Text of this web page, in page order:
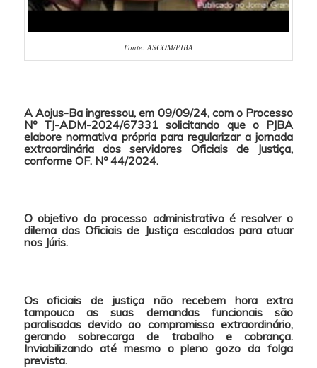
Fonte: ASCOM/PJBA
A Aojus-Ba ingressou, em 09/09/24, com o Processo
Nº TJ-ADM-2024/67331 solicitando que o PJBA
elabore normativa própria para regularizar a jornada
extraordinária dos servidores Oficiais de Justiça,
conforme OF. Nº 44/2024.
O objetivo do processo administrativo é resolver o
dilema dos Oficiais de Justiça escalados para atuar
nos Júris.
Os oficiais de justiça não recebem hora extra
tampouco as suas demandas funcionais são
paralisadas devido ao compromisso extraordinário,
gerando sobrecarga de trabalho e cobrança.
Inviabilizando até mesmo o pleno gozo da folga
prevista.